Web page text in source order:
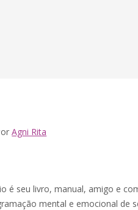
Agni Rita
é seu livro, manual, amigo e
mental e emocional de